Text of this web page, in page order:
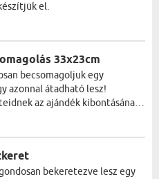
el.
33x23cm
becsomagoljuk egy
azonnal átadható lesz!
az ajándék kibontásának
bekeretezve lesz egy